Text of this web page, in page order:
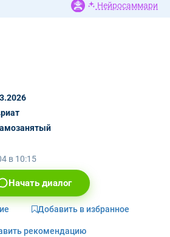
Нейросаммари
в 10:15
Начать диалог
Добавить в избранное
рекомендацию